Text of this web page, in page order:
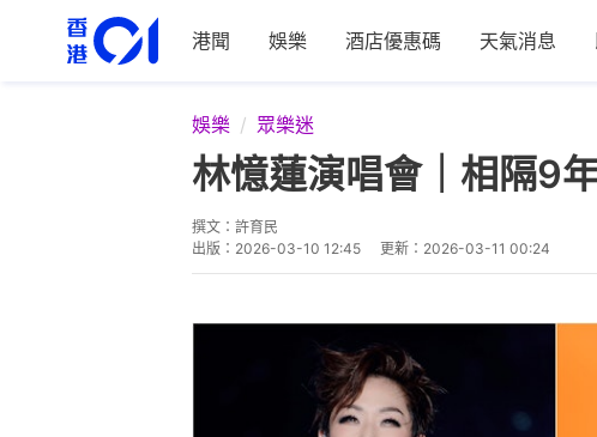
港聞 娛樂 酒店優惠碼 天氣消息
娛樂 眾樂迷
林憶蓮演唱會｜相隔9
撰文： 許育民
出版： 2026-03-10 12:45 更新： 2026-03-11 00:24